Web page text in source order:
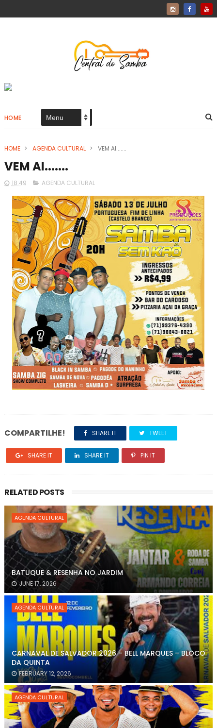
HOME
HOME > AGENDA CULTURAL > VEM AI.......
VEM AI.......
18:49 AGENDA CULTURAL
COMPARTILHE! SHARE IT TWEET
SHARE IT SHARE IT PIN IT
RELATED POSTS
AGENDA CULTURAL
BATUQUE & RESENHA NO JARDIM
JUNE 17, 2026
AGENDA CULTURAL
CARNAVAL DE SALVADOR 2026 – BELL MARQUES – BLOCO
DA QUINTA
FEBRUARY 12, 2026
AGENDA CULTURAL